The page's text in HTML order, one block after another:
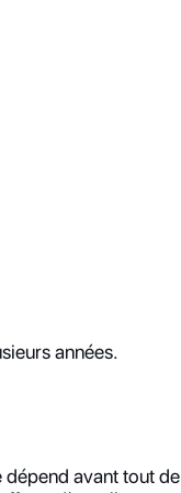
années.
avant tout